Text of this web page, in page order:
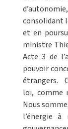
consolidant
et en
ministre
Acte 3 de
pouvoir
étrangers.
loi, comme
Nous
l’énergie